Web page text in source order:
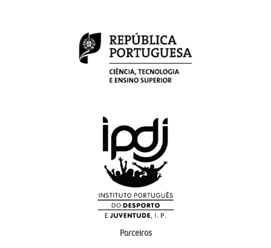
Parceiros